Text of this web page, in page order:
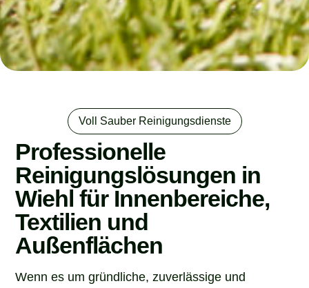
Voll Sauber Reinigungsdienste
Professionelle
Reinigungslösungen in
Wiehl für Innenbereiche,
Textilien und
Außenflächen
Wenn es um gründliche, zuverlässige und